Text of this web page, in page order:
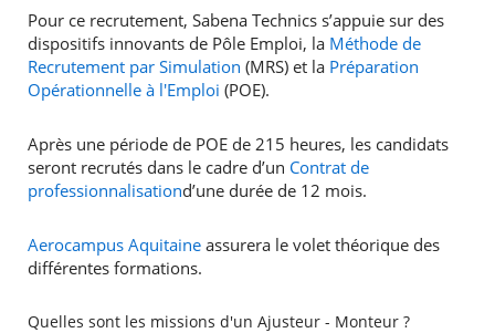
Pour ce recrutement, Sabena Technics s’appuie sur des
dispositifs innovants de Pôle Emploi, la Méthode de
Recrutement par Simulation (MRS) et la Préparation
Opérationnelle à l'Emploi (POE).
Après une période de POE de 215 heures, les candidats
seront recrutés dans le cadre d’un Contrat de
professionnalisationd’une durée de 12 mois.
Aerocampus Aquitaineassurera le volet théorique des
différentes formations.
Quelles sont les missions d'un Ajusteur - Monteur ?